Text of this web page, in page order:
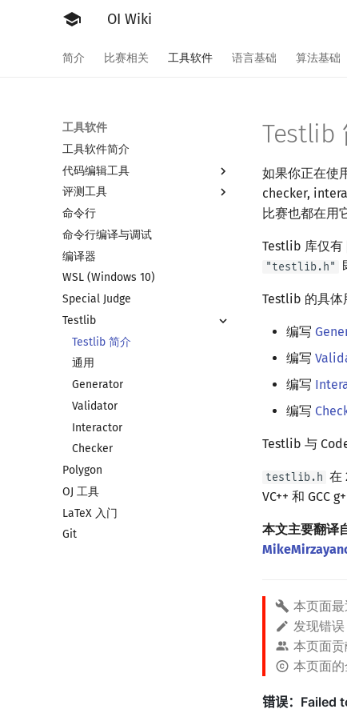
OI Wiki
简介 比赛相关 工具软件 语言基础 算法基础
工具软件
工具软件简介
代码编辑工具
Vim
Emacs
VS Code
Atom
Eclipse
Notepad++
Kate
Dev-C++
CLion
Geany
Xcode
GUIDE
Sublime Text
CP Editor
Code::Blocks
评测工具
评测工具简介
Arbiter
Cena
CCR Plus
Lemon
命令行
命令行编译与调试
编译器
WSL (Windows 10)
Special Judge
Testlib
Testlib 简介
通用
Generator
Validator
Interactor
Checker
Polygon
OJ 工具
LaTeX 入门
Git
Testlib
如果你正在使
checker,
比赛也都在用
Testlib 库仅有
"testlib.h"
Testlib 的具体
编写
编写
编写
编写
Testlib 与
testlib.h 在
VC++ 和 GCC
本文主要翻译
本页面最
发现错误
本页面贡
本页面